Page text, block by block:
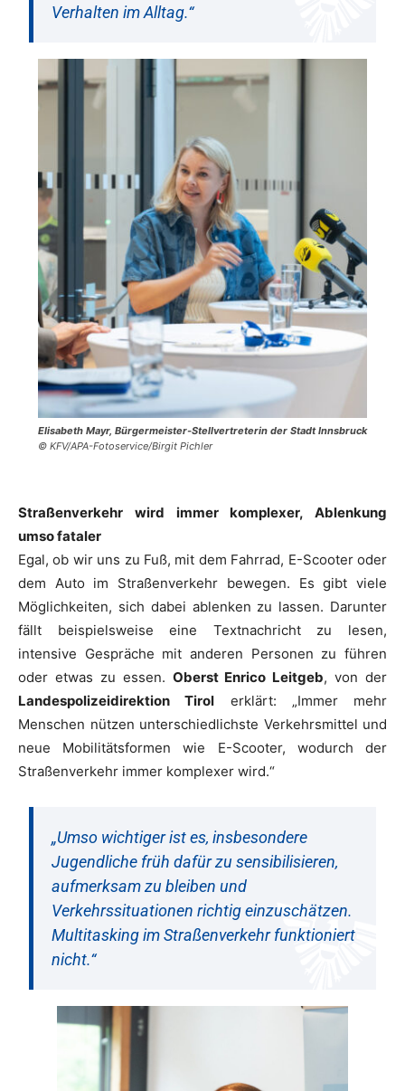
Verhalten im Alltag.“
Elisabeth Mayr, Bürgermeister-Stellvertreterin der Stadt Innsbruck
© KFV/APA-Fotoservice/Birgit Pichler
Straßenverkehr wird immer komplexer, Ablenkung
umso fataler
Egal, ob wir uns zu Fuß, mit dem Fahrrad, E-Scooter oder
dem Auto im Straßenverkehr bewegen. Es gibt viele
Möglichkeiten, sich dabei ablenken zu lassen. Darunter
fällt beispielsweise eine Textnachricht zu lesen,
intensive Gespräche mit anderen Personen zu führen
oder etwas zu essen. Oberst Enrico Leitgeb, von der
Landespolizeidirektion Tirol erklärt: „Immer mehr
Menschen nützen unterschiedlichste Verkehrsmittel und
neue Mobilitätsformen wie E-Scooter, wodurch der
Straßenverkehr immer komplexer wird.“
„Umso wichtiger ist es, insbesondere
Jugendliche früh dafür zu sensibilisieren,
aufmerksam zu bleiben und
Verkehrssituationen richtig einzuschätzen.
Multitasking im Straßenverkehr funktioniert
nicht.“